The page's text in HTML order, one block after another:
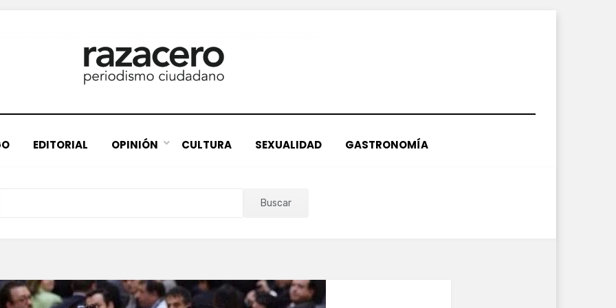
EDITORIAL OPINIÓN CULTURA SEXUALIDAD GASTRONOMÍA
Buscar